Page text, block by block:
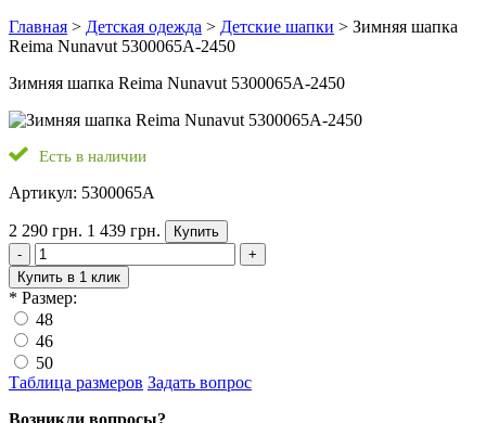
Главная > Детская одежда > Детские шапки > Зимняя шапка
Reima Nunavut 5300065A-2450
Зимняя шапка Reima Nunavut 5300065A-2450
Есть в наличии
Артикул: 5300065A
2 290 грн. 1 439 грн.
Купить
-
+
Купить в 1 клик
* Размер:
48
46
50
Таблица размеров Задать вопрос
Возникли вопросы?